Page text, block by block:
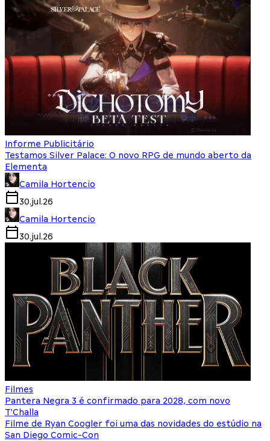
Informe Publicitário
Testamos Silver Palace: O novo RPG de mundo aberto da
Elementa
Camila Hortencio
30.jul.26
Camila Hortencio
30.jul.26
Filmes
Pantera Negra 3 é confirmado para 2028, com novo
T'Challa
Filme de Ryan Coogler foi uma das novidades do estúdio na
San Diego Comic-Con